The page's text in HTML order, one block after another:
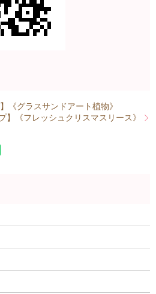
《グラスサンドアート植物》
】《フレッシュクリスマスリース》